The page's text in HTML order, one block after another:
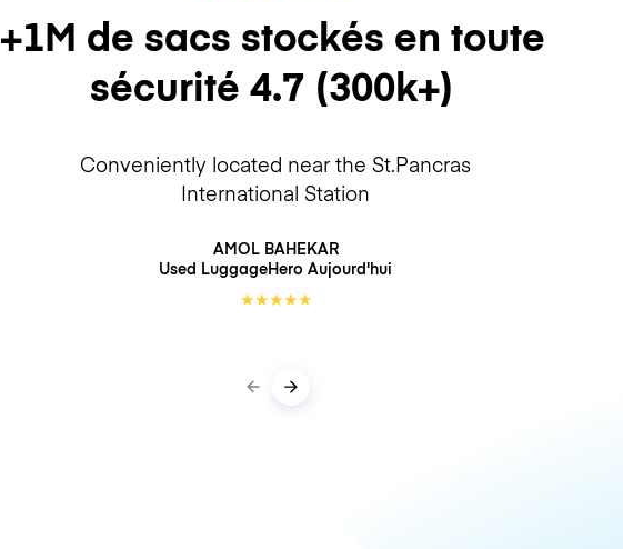
+1M de sacs stockés en toute
sécurité 4.7 (300k+)
Conveniently located near the St.Pancras
International Station
AMOL BAHEKAR
Used LuggageHero Aujourd'hui
★★★★★